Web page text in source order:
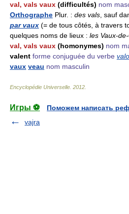
val, vals vaux (difficultés) nom
Orthographe Plur. : des vals , sauf
par vaux (= de tous côtés, à travers
quelques noms de lieux : les Vaux-
val, vals vaux (homonymes) nom
valent forme conjuguée du verbe
vaux veau nom masculin
Encyclopédie Universelle 2012
Игры ⚽
Поможем написать
vajra